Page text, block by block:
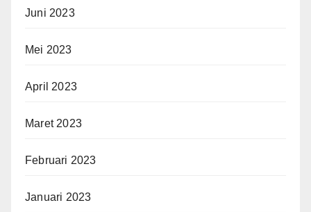
Juni 2023
Mei 2023
April 2023
Maret 2023
Februari 2023
Januari 2023